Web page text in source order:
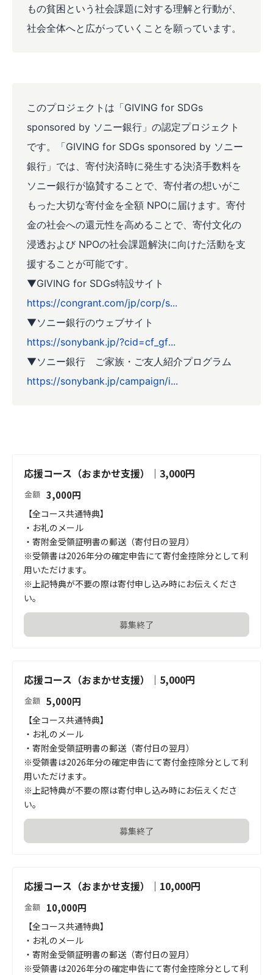
もの貧困という社会課題に対する理解と行動が、
社会全体へと広がっていくことを願っています。
このプロジェクトは「GIVING for SDGs
sponsored by ソニー銀行」の認定プロジェクト
です。「GIVING for SDGs sponsored by ソニー
銀行」では、寄付決済時に発生する決済手数料を
ソニー銀行が協賛することで、寄付者の想いがこ
もった大切な寄付金を全額 NPOに届けます。寄付
金の社会への還元性を高めることで、寄付文化の
浸透および NPOの社会課題解決に向けた活動を支
援することが可能です。
▼GIVING for SDGs特設サイト
https://congrant.com/jp/corp/s...
▼ソニー銀行のウェブサイト
https://sonybank.jp/?cid=cf_gf...
▼ソニー銀行 ご家族・ご友人紹介プログラム
https://sonybank.jp/campaign/i...
応援コース（おまかせ支援）｜3,000円
金額 3,000円
【全コース共通特典】
・お礼のメール
・寄附金受領証明書の郵送（寄付日の翌月）
※受領書は2026年分の確定申告にて寄付金控除分として利
用いただけます。
※上記特典が不要の際は寄付申し込み時にお伝えくださ
い。
募集終了
応援コース（おまかせ支援）｜5,000円
金額 5,000円
【全コース共通特典】
・お礼のメール
・寄附金受領証明書の郵送（寄付日の翌月）
※受領書は2026年分の確定申告にて寄付金控除分として利
用いただけます。
※上記特典が不要の際は寄付申し込み時にお伝えくださ
い。
募集終了
応援コース（おまかせ支援）｜10,000円
金額 10,000円
【全コース共通特典】
・お礼のメール
・寄附金受領証明書の郵送（寄付日の翌月）
※受領書は2026年分の確定申告にて寄付金控除分として利